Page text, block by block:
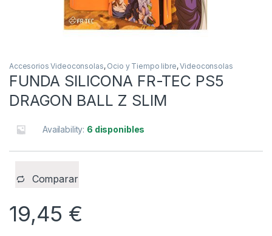
Accesorios Videoconsolas, Ocio y Tiempo libre,Videoconsolas
FUNDA SILICONA FR-TEC PS5
DRAGON BALL Z SLIM
Availability: 6 disponibles
Comparar
19,45 €